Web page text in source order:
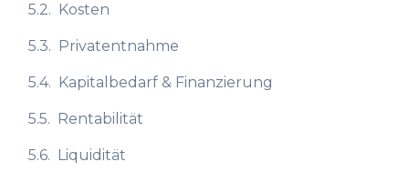
5.2. Kosten
5.3. Privatentnahme
5.4. Kapitalbedarf & Finanzierung
5.5. Rentabilität
5.6. Liquidität